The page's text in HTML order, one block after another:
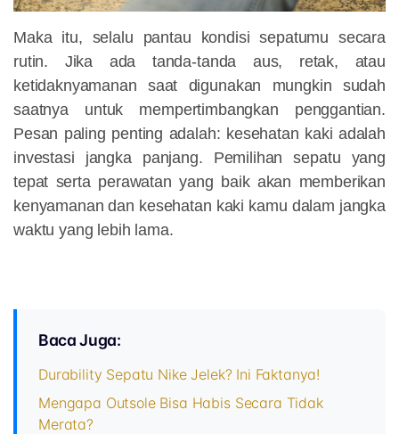
Maka itu, selalu pantau kondisi sepatumu secara
rutin. Jika ada tanda-tanda aus, retak, atau
ketidaknyamanan saat digunakan mungkin sudah
saatnya untuk mempertimbangkan penggantian.
Pesan paling penting adalah: kesehatan kaki adalah
investasi jangka panjang. Pemilihan sepatu yang
tepat serta perawatan yang baik akan memberikan
kenyamanan dan kesehatan kaki kamu dalam jangka
waktu yang lebih lama.
Baca Juga:
Durability Sepatu Nike Jelek? Ini Faktanya!
Mengapa Outsole Bisa Habis Secara Tidak
Merata?